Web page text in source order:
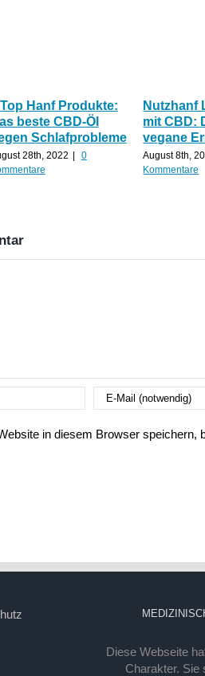
Hanf Produkte:
beste CBD-Öl
Schlafprobleme
28th, 2022 |
0
Nutzhanf
mit CBD:
vegane
August 8th,
Kommentare
in diesem Browser speichern,
Diese Webseite
Charakter. Sie